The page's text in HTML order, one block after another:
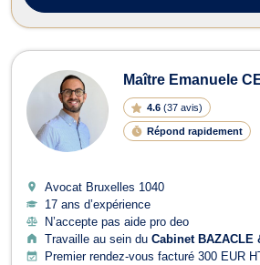
Maître Emanuele
4.6 (37 avis)
Répond rapidement
Avocat Bruxelles 1040
17 ans d’expérience
N’accepte pas aide pro deo
Travaille au sein du Cabinet BAZACLE
Premier rendez-vous facturé 300 EUR